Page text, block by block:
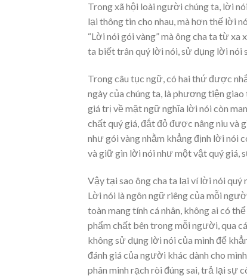
Trong xã hội loài người chúng ta, lời
lại thông tin cho nhau, mà hơn thế lời
“Lời nói gói vàng” mà ông cha ta từ
ta biết trân quý lời nói, sử dụng lời nói
Trong câu tục ngữ, có hai thứ được
ngày của chúng ta, là phương tiện
giá trị về mặt ngữ nghĩa lời nói còn
chất quý giá, đắt đỏ được nâng niu và
như gói vàng nhằm khẳng định lời nói
và giữ gìn lời nói như một vật quý giá,
Vậy tại sao ông cha ta lại ví lời nói
Lời nói là ngôn ngữ riêng của mỗi
toàn mang tính cá nhân, không ai có
phẩm chất bên trong mỗi người, qua
không sử dụng lời nói của mình để
đánh giá của người khác dành cho
phân minh rạch ròi đúng sai, trả lại sự